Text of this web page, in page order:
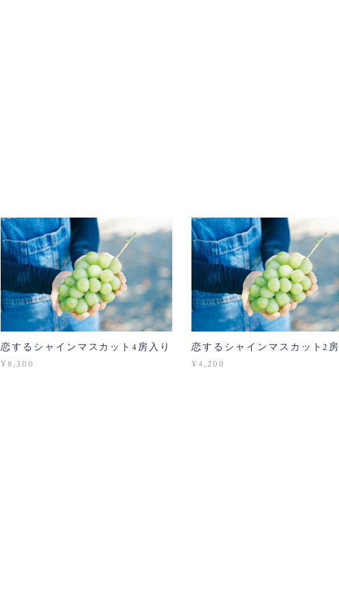
恋するシャインマスカット4房入り
¥8,300
恋するシャインマスカット2
¥4,200